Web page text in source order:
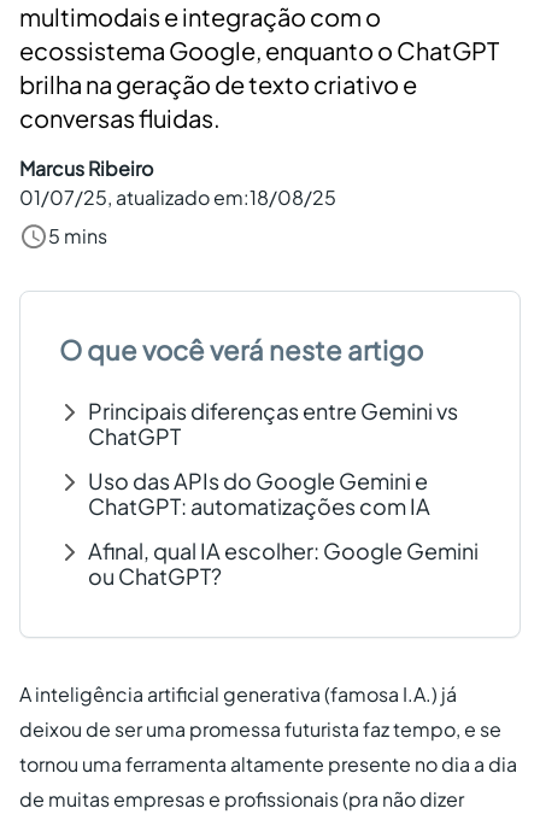
Entrar
multimodais e integração com o
ecossistema Google, enquanto o ChatGPT
brilha na geração de texto criativo e
conversas fluidas.
Marcus Ribeiro
01/07/25, atualizado em:18/08/25
5 mins
O que você verá neste artigo
Principais diferenças entre Gemini vs
ChatGPT
Uso das APIs do Google Gemini e
ChatGPT: automatizações com IA
Afinal, qual IA escolher: Google Gemini
ou ChatGPT?
A inteligência artificial generativa (famosa I.A.) já
deixou de ser uma promessa futurista faz tempo, e se
tornou uma ferramenta altamente presente no dia a dia
de muitas empresas e profissionais (pra não dizer